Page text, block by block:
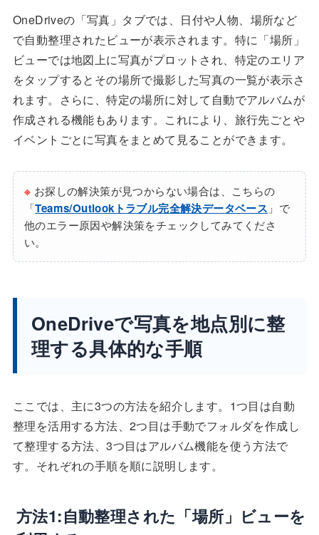
OneDriveの「写真」タブでは、日付や人物、場所など
で自動整理されたビューが表示されます。特に「場所」
ビューでは地図上に写真がプロットされ、特定のエリア
をタップするとその場所で撮影した写真の一覧が表示さ
れます。さらに、特定の場所に対して自動でアルバムが
作成される機能もあります。これにより、旅行先ごとや
イベントごとに写真をまとめて見ることができます。
※ お探しの解決策が見つからない場合は、こちらの
「Teams/Outlookトラブル完全解決データベース 」で
他のエラー原因や解決策をチェックしてみてくださ
い。
OneDriveで写真を地点別に整
理する具体的な手順
ここでは、主に3つの方法を紹介します。1つ目は自動
整理を活用する方法、2つ目は手動でフォルダを作成し
て整理する方法、3つ目はアルバム機能を使う方法で
す。それぞれの手順を順に説明します。
方法1:自動整理された「場所」ビューを